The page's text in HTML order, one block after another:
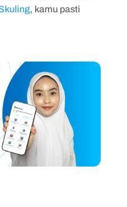
, kamu pasti